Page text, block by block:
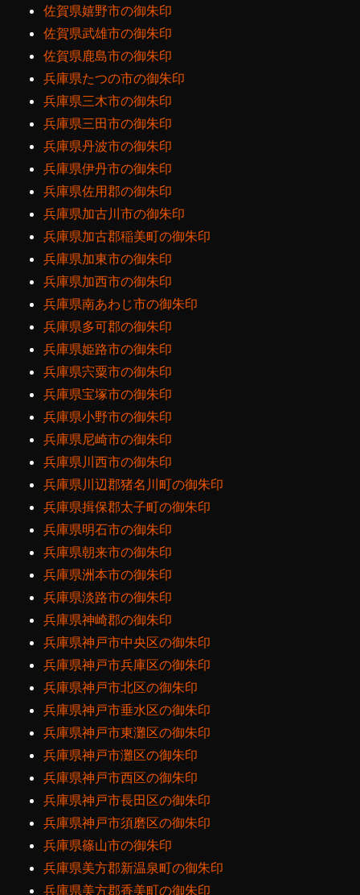
佐賀県嬉野市の御朱印
佐賀県武雄市の御朱印
佐賀県鹿島市の御朱印
兵庫県たつの市の御朱印
兵庫県三木市の御朱印
兵庫県三田市の御朱印
兵庫県丹波市の御朱印
兵庫県伊丹市の御朱印
兵庫県佐用郡の御朱印
兵庫県加古川市の御朱印
兵庫県加古郡稲美町の御朱印
兵庫県加東市の御朱印
兵庫県加西市の御朱印
兵庫県南あわじ市の御朱印
兵庫県多可郡の御朱印
兵庫県姫路市の御朱印
兵庫県宍粟市の御朱印
兵庫県宝塚市の御朱印
兵庫県小野市の御朱印
兵庫県尼崎市の御朱印
兵庫県川西市の御朱印
兵庫県川辺郡猪名川町の御朱印
兵庫県揖保郡太子町の御朱印
兵庫県明石市の御朱印
兵庫県朝来市の御朱印
兵庫県洲本市の御朱印
兵庫県淡路市の御朱印
兵庫県神崎郡の御朱印
兵庫県神戸市中央区の御朱印
兵庫県神戸市兵庫区の御朱印
兵庫県神戸市北区の御朱印
兵庫県神戸市垂水区の御朱印
兵庫県神戸市東灘区の御朱印
兵庫県神戸市灘区の御朱印
兵庫県神戸市西区の御朱印
兵庫県神戸市長田区の御朱印
兵庫県神戸市須磨区の御朱印
兵庫県篠山市の御朱印
兵庫県美方郡新温泉町の御朱印
兵庫県美方郡香美町の御朱印